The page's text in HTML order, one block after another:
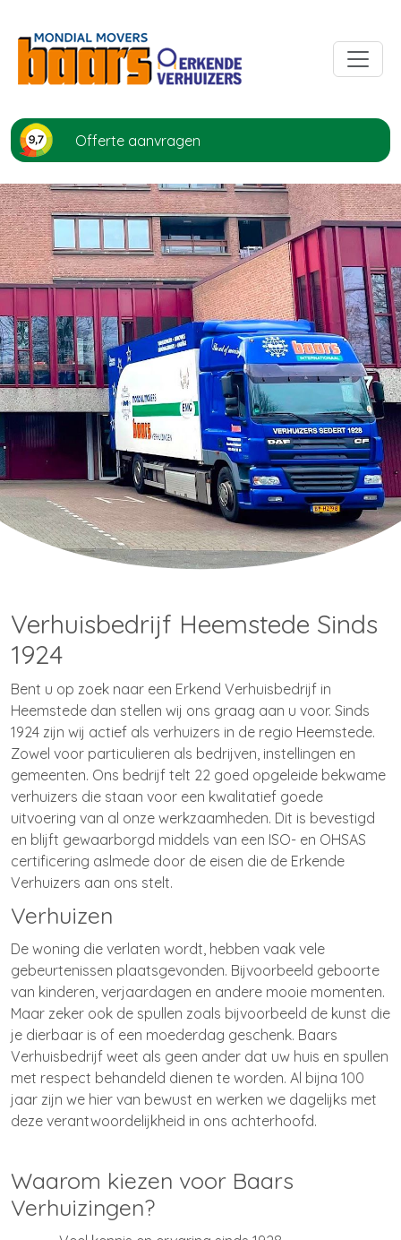
Offerte aanvragen
Verhuisbedrijf Heemstede Sinds
1924
Bent u op zoek naar een Erkend Verhuisbedrijf in
Heemstede dan stellen wij ons graag aan u voor. Sinds
1924 zijn wij actief als verhuizers in de regio Heemstede.
Zowel voor particulieren als bedrijven, instellingen en
gemeenten. Ons bedrijf telt 22 goed opgeleide bekwame
verhuizers die staan voor een kwalitatief goede
uitvoering van al onze werkzaamheden. Dit is bevestigd
en blijft gewaarborgd middels van een ISO- en OHSAS
certificering aslmede door de eisen die de Erkende
Verhuizers aan ons stelt.
Verhuizen
De woning die verlaten wordt, hebben vaak vele
gebeurtenissen plaatsgevonden. Bijvoorbeeld geboorte
van kinderen, verjaardagen en andere mooie momenten.
Maar zeker ook de spullen zoals bijvoorbeeld de kunst die
je dierbaar is of een moederdag geschenk. Baars
Verhuisbedrijf weet als geen ander dat uw huis en spullen
met respect behandeld dienen te worden. Al bijna 100
jaar zijn we hier van bewust en werken we dagelijks met
deze verantwoordelijkheid in ons achterhoofd.
Waarom kiezen voor Baars
Verhuizingen?